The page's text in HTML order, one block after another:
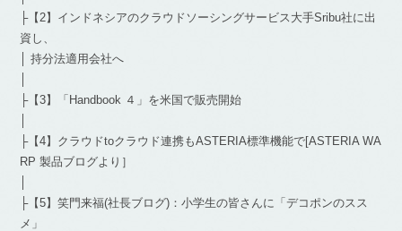
├【2】インドネシアのクラウドソーシングサービス大手Sribu社に出
資し、
│ 持分法適用会社へ
├【3】「Handbook ４」を米国で販売開始
├【4】クラウドtoクラウド連携もASTERIA標準機能で[ASTERIA WA
RP 製品ブログより］
├【5】笑門来福(社長ブログ)：小学生の皆さんに「デコポンのスス
メ」